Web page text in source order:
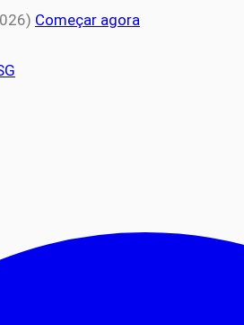
Começar agora